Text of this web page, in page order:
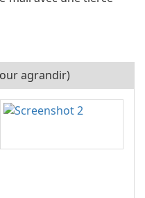
agrandir)